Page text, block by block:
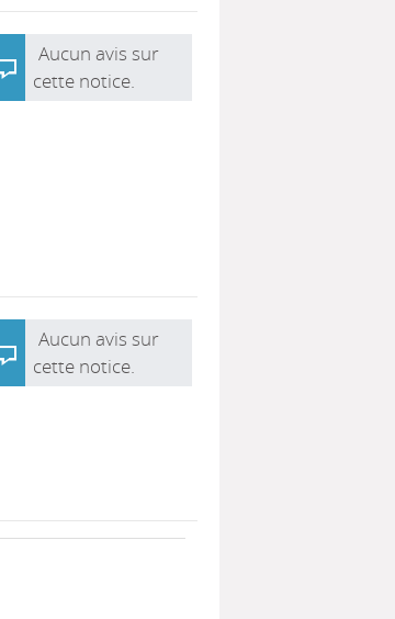
Aucun avis sur
cette notice.
Aucun avis sur
cette notice.